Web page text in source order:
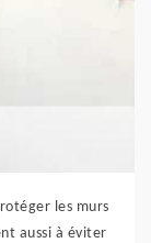
les murs
aussi à éviter